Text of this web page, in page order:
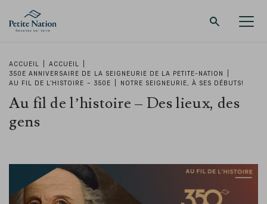
Retour au menu principal
LA RÉGION
Retour au menu principal
PROMENADES – QUOI FAIRE
Retour au menu principal
HÉBERGEMENT
Retour au menu principal
RESTAURANT
ACCUEIL ACCUEIL
350E ANNIVERSAIRE DE LA SEIGNEURIE DE LA PETITE-NATION
AU FIL DE L’HISTOIRE – 350E
NOTRE SEIGNEURIE, À SES DÉBUTS!
Au fil de l’histoire – Des lieux, des
gens